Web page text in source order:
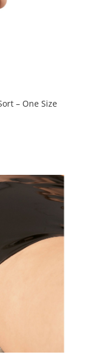
– One Size
211,65.